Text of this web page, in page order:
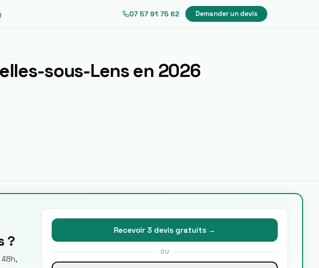
07 57 91 75 62 Demander un devis
sous-Lensen 2026
?
Recevoir 3 devis gratuits →
OU